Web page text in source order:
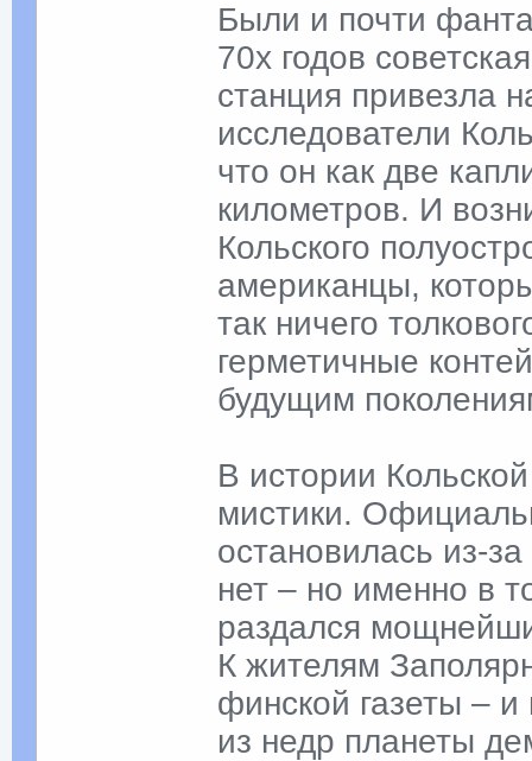
Были и почти
70х годов
станция привезла
исследователи
что он как две
километров. И
Кольского
американцы,
так ничего
герметичные
будущим
В истории
мистики.
остановилась из-
нет – но именно в
раздался
К жителям
финской газеты –
из недр планеты